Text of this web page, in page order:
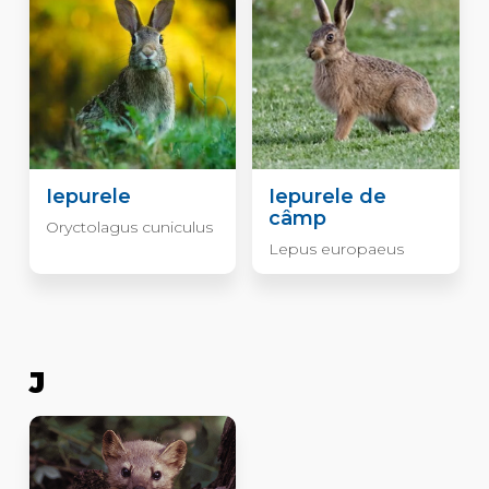
Iepurele
Oryctolagus cuniculus
Iepurele de
câmp
Lepus europaeus
J